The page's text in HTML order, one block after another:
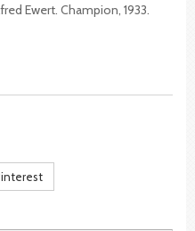
Ewert. Champion, 1933.